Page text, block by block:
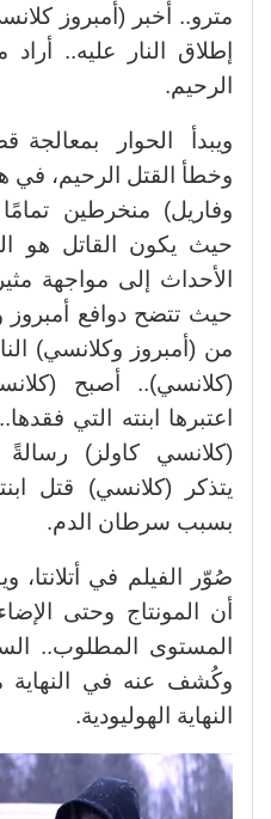
مترو.. أخبر (أمبروز
إطلاق النار عليه..
الرحيم.
ويبدأ الحوار
وخطأ القتل الرحيم، في
وفاريل) منخرطين
حيث يكون القاتل هو
الأحداث إلى مواجهة
حيث تتضح دوافع
من (أمبروز وكلانسي)
(كلانسي).. أصبح
اعتبرها ابنته التي
(كلانسي كاولز) رسالةً
يتذكر (كلانسي) قتل
بسبب سرطان الدم.
صُوّر الفيلم في أتلانتا،
أن المونتاج وحتى
المستوى المطلوب..
وكُشف عنه في
النهاية الهوليودية.